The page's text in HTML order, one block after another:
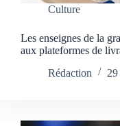
Culture
Les enseignes de la
aux plateformes de
Rédaction